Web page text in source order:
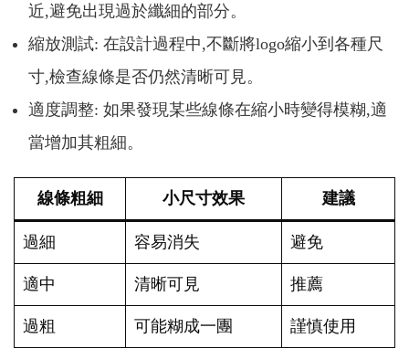
近,避免出現過於纖細的部分。
縮放測試: 在設計過程中,不斷將logo縮小到各種尺
寸,檢查線條是否仍然清晰可見。
適度調整: 如果發現某些線條在縮小時變得模糊,適
當增加其粗細。
線條粗細 小尺寸效果 建議
過細 容易消失 避免
適中 清晰可見 推薦
過粗 可能糊成一團 謹慎使用